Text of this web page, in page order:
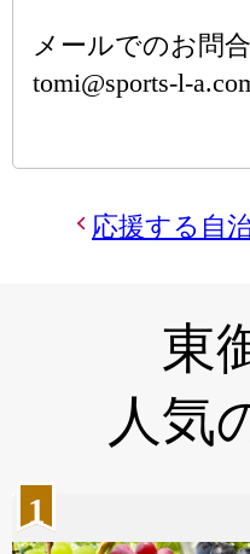
メールでのお問
tomi@sports-l-
応援する自
東
人気
1